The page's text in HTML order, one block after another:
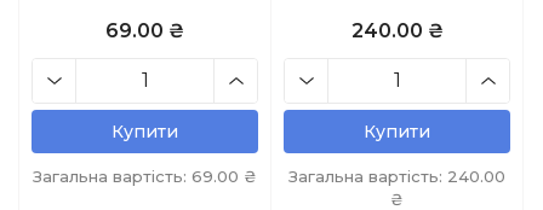
69.00 ₴
Купити
Загальна вартість: 69.00 ₴
240.00 ₴
Купити
Загальна вартість: 240.00
₴